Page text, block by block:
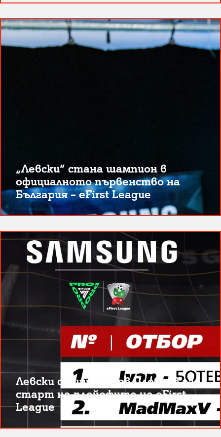
„Левски“ стана шампион в
официалното първенство на
България – eFirst League
Левски срещу Ботев Пловдив за
старт на плейофите на eFirst
League